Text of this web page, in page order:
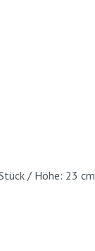
/ Höhe: 23